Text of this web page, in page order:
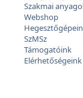
Szakmai
Webshop
SzMSz
Támogatóink
Elérhetőségeink